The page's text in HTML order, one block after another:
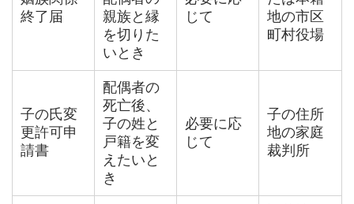
終了届
親族と縁
を切りた
いとき
じて
地の市区
町村役場
子の氏変
更許可申
請書
配偶者の
死亡後、
子の姓と
戸籍を変
えたいと
き
必要に応
じて
子の住所
地の家庭
裁判所